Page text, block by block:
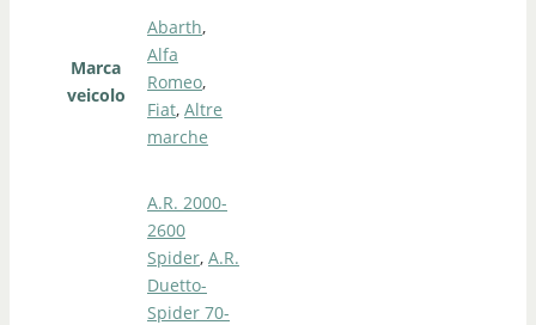
Marca
veicolo
Abarth,
Alfa
Romeo,
Fiat, Altre
marche
A.R. 2000-
2600
Spider, A.R.
Duetto-
Spider 70-